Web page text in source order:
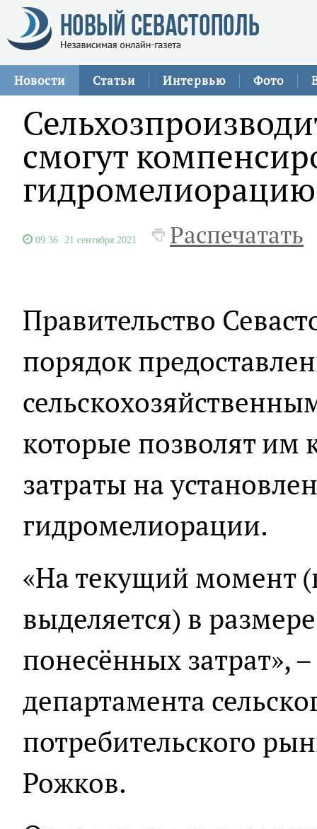
Новости Статьи Интервью Фото
смогут
гидромелиорацию
09:36 21 сентября 2021 Распечатать
Правительство
порядок
которые позволят им
затраты на
гидромелиорации.
«На текущий момент
выделяется) в
понесённых затрат»,
департамента
потребительского
Рожков.